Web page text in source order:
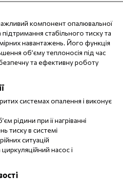
компонент опалювальної
стабільного тиску та
навантажень. Його функція
об’єму теплоносія під час
та ефективну роботу
системах опалення і виконує
рідини при її нагріванні
тиску в системі
ситуацій
насос і